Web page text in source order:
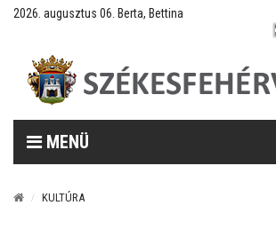
2026. augusztus 06. Berta, Bettina
MENÜ
KULTÚRA